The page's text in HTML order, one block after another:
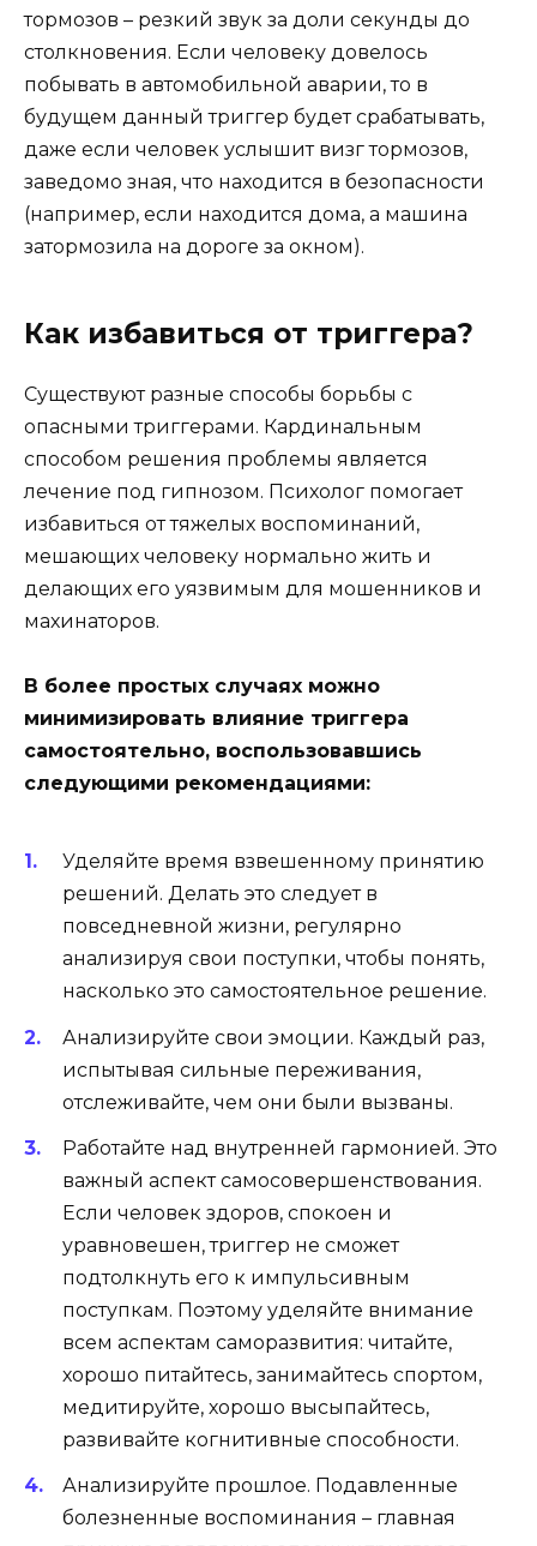
тормозов – резкий звук за доли секунды до
столкновения. Если человеку довелось
побывать в автомобильной аварии, то в
будущем данный триггер будет срабатывать,
даже если человек услышит визг тормозов,
заведомо зная, что находится в безопасности
(например, если находится дома, а машина
затормозила на дороге за окном).
Как избавиться от триггера?
Существуют разные способы борьбы с
опасными триггерами. Кардинальным
способом решения проблемы является
лечение под гипнозом. Психолог помогает
избавиться от тяжелых воспоминаний,
мешающих человеку нормально жить и
делающих его уязвимым для мошенников и
махинаторов.
В более простых случаях можно
минимизировать влияние триггера
самостоятельно, воспользовавшись
следующими рекомендациями:
Уделяйте время взвешенному принятию
решений. Делать это следует в
повседневной жизни, регулярно
анализируя свои поступки, чтобы понять,
насколько это самостоятельное решение.
Анализируйте свои эмоции. Каждый раз,
испытывая сильные переживания,
отслеживайте, чем они были вызваны.
Работайте над внутренней гармонией. Это
важный аспект самосовершенствования.
Если человек здоров, спокоен и
уравновешен, триггер не сможет
подтолкнуть его к импульсивным
поступкам. Поэтому уделяйте внимание
всем аспектам саморазвития: читайте,
хорошо питайтесь, занимайтесь спортом,
медитируйте, хорошо высыпайтесь,
развивайте когнитивные способности.
Анализируйте прошлое. Подавленные
болезненные воспоминания – главная